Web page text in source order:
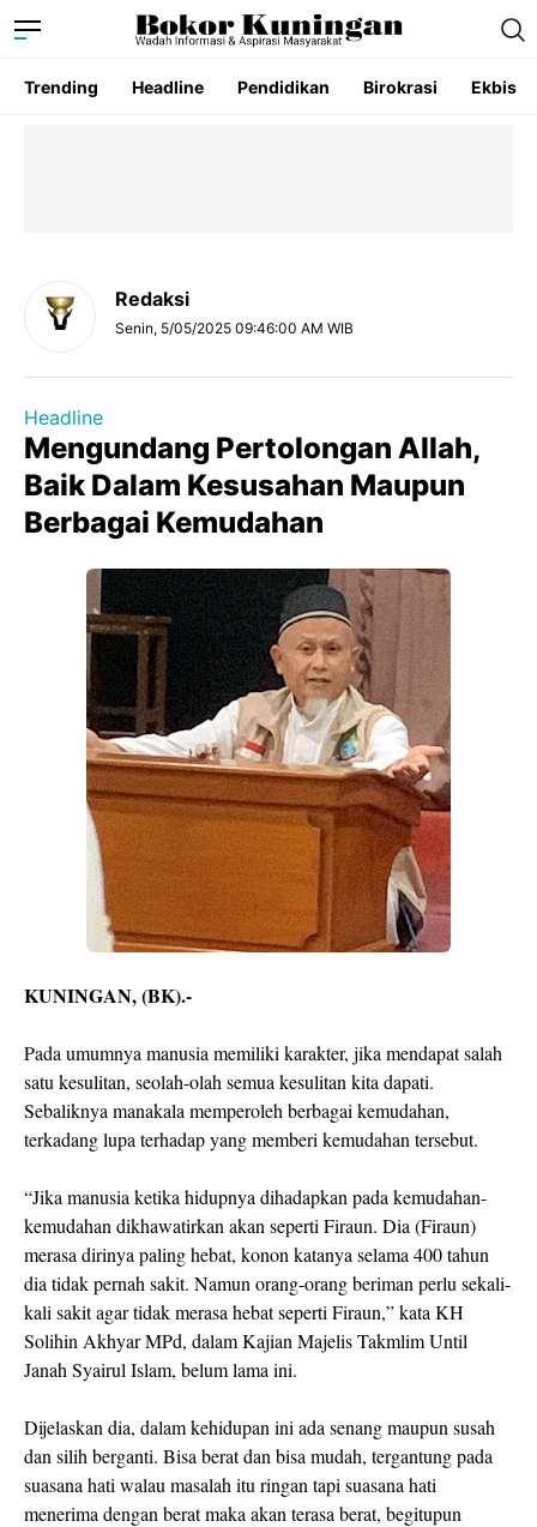
Trending Headline Pendidikan Birokrasi Ekbis
Redaksi
Senin, 5/05/2025 09:46:00 AM WIB
Headline
Mengundang Pertolongan Allah,
Baik Dalam Kesusahan Maupun
Berbagai Kemudahan
KUNINGAN, (BK).-
Pada umumnya manusia memiliki karakter, jika mendapat salah
satu kesulitan, seolah-olah semua kesulitan kita dapati.
Sebaliknya manakala memperoleh berbagai kemudahan,
terkadang lupa terhadap yang memberi kemudahan tersebut.
“Jika manusia ketika hidupnya dihadapkan pada kemudahan-
kemudahan dikhawatirkan akan seperti Firaun. Dia (Firaun)
merasa dirinya paling hebat, konon katanya selama 400 tahun
dia tidak pernah sakit. Namun orang-orang beriman perlu sekali-
kali sakit agar tidak merasa hebat seperti Firaun,” kata KH
Solihin Akhyar MPd, dalam Kajian Majelis Takmlim Until
Janah Syairul Islam, belum lama ini.
Dijelaskan dia, dalam kehidupan ini ada senang maupun susah
dan silih berganti. Bisa berat dan bisa mudah, tergantung pada
suasana hati walau masalah itu ringan tapi suasana hati
menerima dengan berat maka akan terasa berat, begitupun